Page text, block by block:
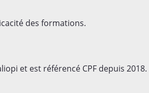
des formations.
et est référencé CPF depuis 2018.